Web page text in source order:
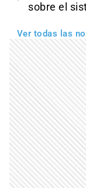
sobre el
Ver todas las